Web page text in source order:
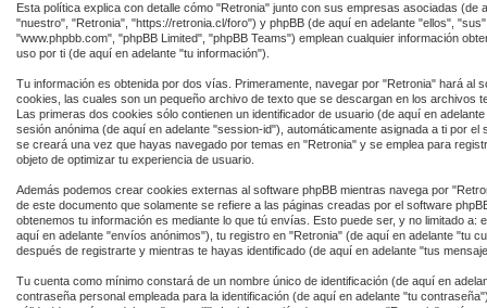
Esta política explica con detalle cómo "Retronia" junto con sus empresas asociadas (de
"nuestro", "Retronia", "https://retronia.cl/foro") y phpBB (de aquí en adelante "ellos",
"www.phpbb.com", "phpBB Limited", "phpBB Teams") emplean cualquier información
uso por ti (de aquí en adelante "tu información").
Tu información es obtenida por dos vías. Primeramente, navegar por "Retronia" hará al
cookies, las cuales son un pequeño archivo de texto que se descargan en los archivos
Las primeras dos cookies sólo contienen un identificador de usuario (de aquí en
sesión anónima (de aquí en adelante "session-id"), automáticamente asignada a ti por
se creará una vez que hayas navegado por temas en "Retronia" y se emplea para
objeto de optimizar tu experiencia de usuario.
Además podemos crear cookies externas al software phpBB mientras navega por
de este documento que solamente se refiere a las páginas creadas por el software
obtenemos tu información es mediante lo que tú envías. Esto puede ser, y no limitado a:
aquí en adelante "envíos anónimos"), tu registro en "Retronia" (de aquí en adelante "tu
después de registrarte y mientras te hayas identificado (de aquí en adelante "tus
Tu cuenta como mínimo constará de un nombre único de identificación (de aquí en
contraseña personal empleada para la identificación (de aquí en adelante "tu